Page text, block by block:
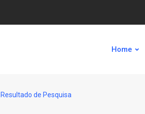
Home
Resultado de Pesquisa